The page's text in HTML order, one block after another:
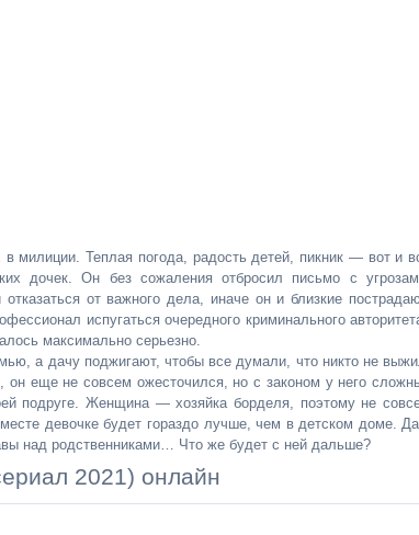
милиции. Теплая погода, радость детей, пикник — вот и
дочек. Он без сожаления отбросил письмо с
от важного дела, иначе он и близкие
испугаться очередного криминального
максимально серьезно.
а дачу поджигают, чтобы все думали, что никто не
он еще не совсем ожесточился, но с законом у него
подруге. Женщина — хозяйка борделя, поэтому не
девочке будет гораздо лучше, чем в детском доме.
над родственниками… Что же будет с ней дальше?
2021) онлайн